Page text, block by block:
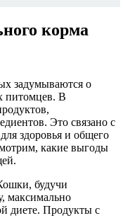
корма
задумываются о
питомцев. В
Это связано с
здоровья и общего
какие выгоды
будучи
максимально
диете. Продукты с